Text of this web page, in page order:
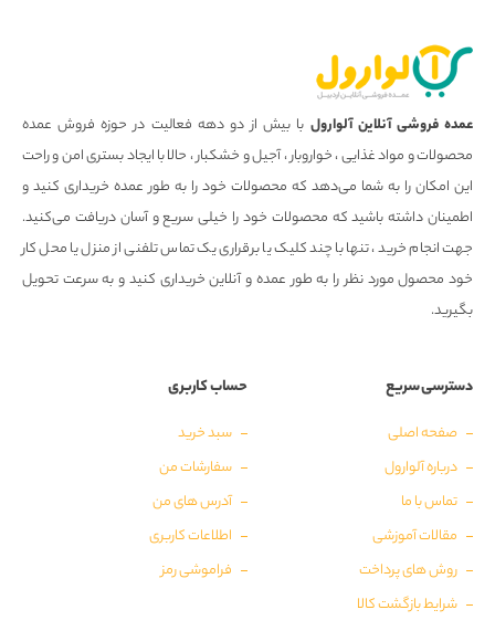
عمده فروشی آنلاین آلوارول با بیش از دو دهه فعالیت در حوزه فروش عمده
محصولات و مواد غذایی ، خواروبار ، آجیل و خشکبار ، حالا با ایجاد بستری امن و راحت
این امکان را به شما می‌دهد که محصولات خود را به طور عمده خریداری کنید و
اطمینان داشته باشید که محصولات خود را خیلی سریع و آسان دریافت می‌کنید.
جهت انجام خرید ، تنها با چند کلیک یا برقراری یک تماس تلفنی از منزل یا محل کار
خود محصول مورد نظر را به طور عمده و آنلاین خریداری کنید و به سرعت تحویل
بگیرید.
دسترسی سریع
صفحه اصلی
درباره آلوارول
تماس با ما
مقالات آموزشی
روش های پرداخت
شرایط بازگشت کالا
حساب کاربری
سبد خرید
سفارشات من
آدرس های من
اطلاعات کاربری
فراموشی رمز